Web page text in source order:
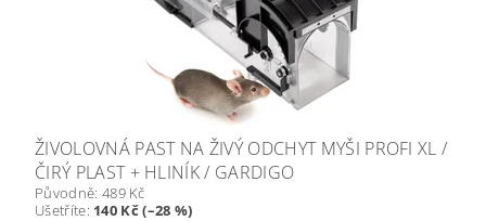
ŽIVOLOVNÁ PAST NA ŽIVÝ ODCHYT MYŠI PROFI XL /
ČIRÝ PLAST + HLINÍK / GARDIGO
Původně: 489 Kč
Ušetříte: 140 Kč (–28 %)